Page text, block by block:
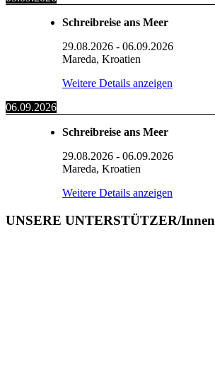
Schreibreise ans Meer
29.08.2026 - 06.09.2026
Mareda, Kroatien
Weitere Details anzeigen
06.09.2026
Schreibreise ans Meer
29.08.2026 - 06.09.2026
Mareda, Kroatien
Weitere Details anzeigen
UNSERE UNTERSTÜTZER/Innen